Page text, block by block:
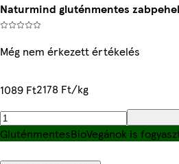
Naturmind gluténmentes
Még nem érkezett értékelés
1089 Ft2178 Ft/kg
GluténmentesBioVegánok is